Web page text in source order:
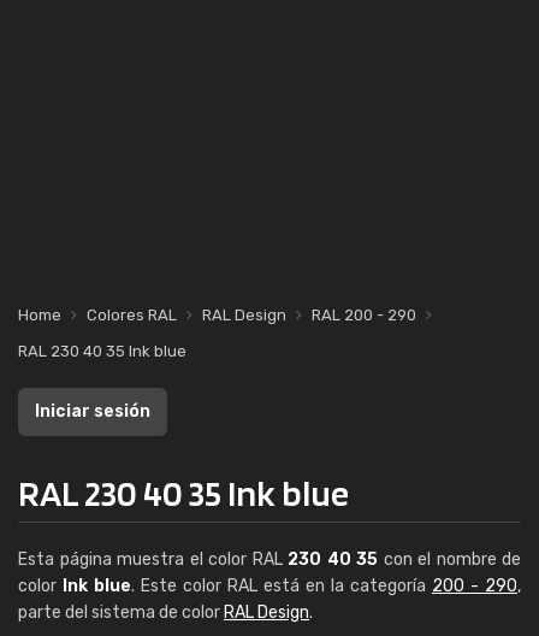
Home Colores RAL RAL Design
RAL 200 - 290
RAL 230 40 35 Ink blue
Iniciar sesión
RAL 230 40 35 Ink blue
Esta página muestra el color RAL 230 40 35 con el nombre de
color Ink blue. Este color RAL está en la categoría 200 - 290,
parte del sistema de color RAL Design.